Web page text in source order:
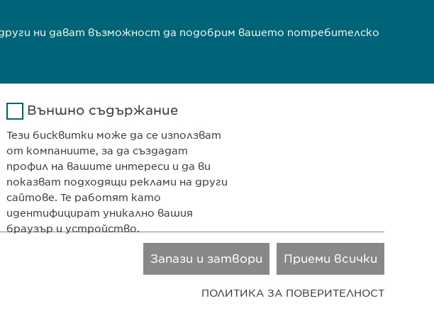
КОНТАКТ
Телефон: +359 2 962 12 00
e-mail:info@ewopharma.bg
contact@ ewopharma.bg
VPOIS Copyright © Ewopharma AG
ни дават възможност да подобрим вашето потребителско
Външно съдържание
Тези бисквитки може да се използват
от компаниите, за да създадат
профил на вашите интереси и да ви
показват подходящи реклами на други
сайтове. Те работят като
идентифицират уникално вашия
браузър и устройство.
Запази и затвори Приеми всички
ПОЛИТИКА ЗА ПОВЕРИТЕЛНОСТ